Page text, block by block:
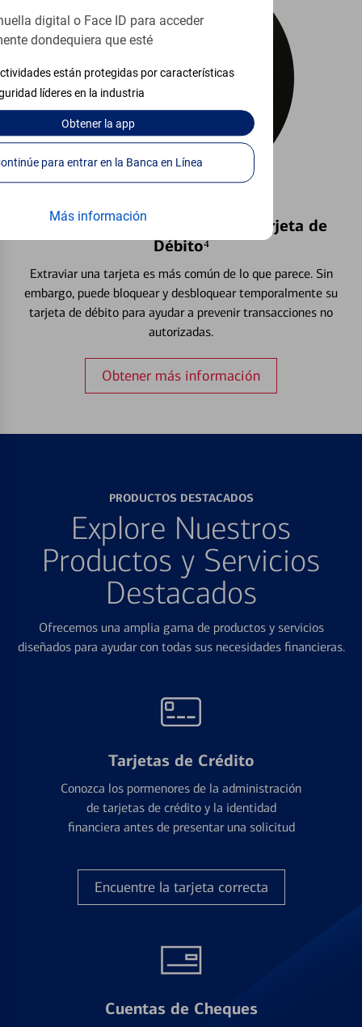
digital o Face ID para acceder
dondequiera que esté
están protegidas por características
líderes en la industria
Obtenerla app
Continúe para entrar en la Banca en Línea
Más información
Bloquear y Desbloquear una Tarjeta de
Débito⁴
Extraviar una tarjeta es más común de lo que parece. Sin
embargo, puede bloquear y desbloquear temporalmente su
tarjeta de débito para ayudar a prevenir transacciones no
autorizadas.
Obtener más información
PRODUCTOS DESTACADOS
Explore Nuestros
Productos y Servicios
Destacados
Ofrecemos una amplia gama de productos y servicios
diseñados para ayudar con todas sus necesidades financieras.
Tarjetas de Crédito
Conozca los pormenores de la administración
de tarjetas de crédito y la identidad
financiera antes de presentar una solicitud
Encuentre la tarjeta correcta
Cuentas de Cheques